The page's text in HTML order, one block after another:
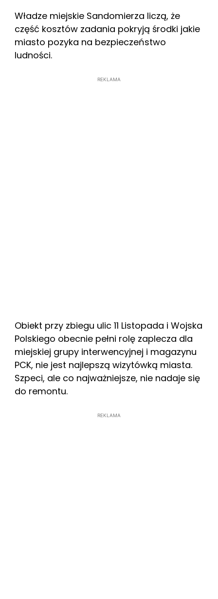
Władze miejskie Sandomierza liczą, że
część kosztów zadania pokryją środki jakie
miasto pozyka na bezpieczeństwo
ludności.
REKLAMA
Obiekt przy zbiegu ulic 11 Listopada i Wojska
Polskiego obecnie pełni rolę zaplecza dla
miejskiej grupy interwencyjnej i magazynu
PCK, nie jest najlepszą wizytówką miasta.
Szpeci, ale co najważniejsze, nie nadaje się
do remontu.
REKLAMA